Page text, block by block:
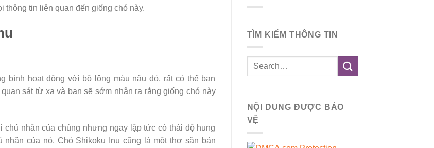
thông tin liên quan đến giống chó này.
bình hoạt động với bộ lông màu nâu đỏ, rất có thể bạn
sát từ xa và bạn sẽ sớm nhận ra rằng giống chó này
nhân của chúng nhưng ngay lập tức có thái độ hung
của nó, Chó Shikoku Inu cũng là một thợ săn bản
TÌM KIẾM THÔNG TIN
NỘI DUNG ĐƯỢC BẢO
VỆ